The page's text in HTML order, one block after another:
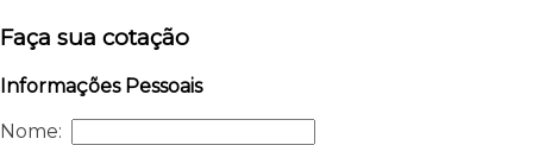
Faça sua cotação
Informações Pessoais
Nome: